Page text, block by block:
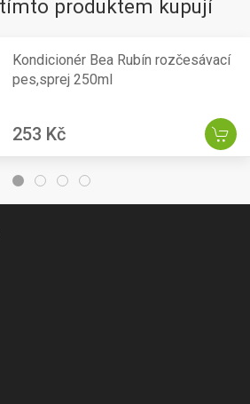
produktem kupují
Kondicionér Bea Rubín rozčesávací
pes,sprej 250ml
253 Kč